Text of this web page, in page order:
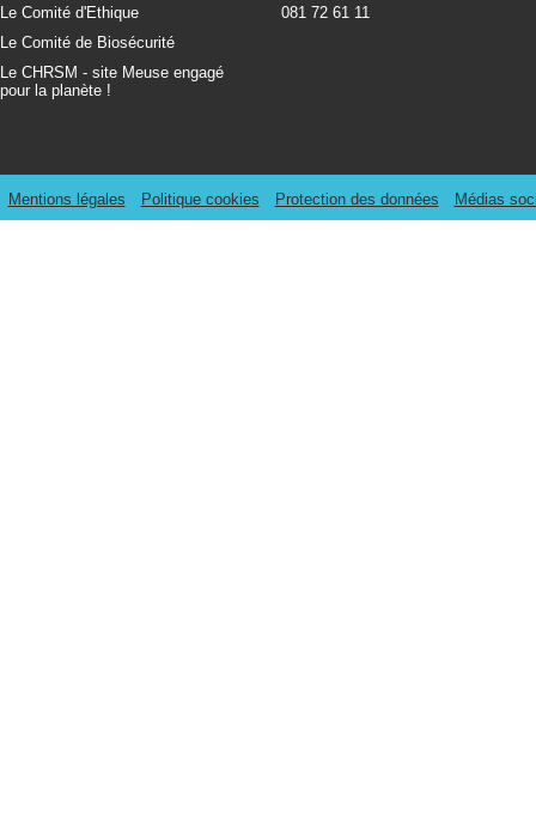
Le Comité d'Ethique
Le Comité de Biosécurité
Le CHRSM - site Meuse engagé
pour la planète !
081 72 61 11
Mentions légales Politique cookies Protection des données Médias